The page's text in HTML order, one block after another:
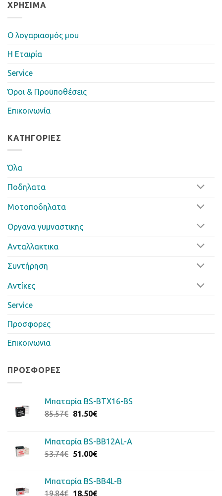
ΧΡΉΣΙΜΑ
Ο λογαριασμός μου
Η Eταιρία
Service
Όροι & Προϋποθέσεις
Επικοινωνία
ΚΑΤΗΓΟΡΊΕΣ
Όλα
Ποδηλατα
Μοτοποδηλατα
Οργανα γυμναστικης
Ανταλλακτικα
Συντήρηση
Αντίκες
Service
Προσφορες
Επικοινωνια
ΠΡΟΣΦΟΡΈΣ
Μπαταρία BS-BTX16-BS
85.57€ Original
85.57€.
81.50€Η
είναι:
81.50€.
Μπαταρία BS-BB12AL-A
53.74€ Original
53.74€.
51.00€Η
είναι:
Μπαταρία BS-BB4L-B
19.84€ Original
18.50€Η